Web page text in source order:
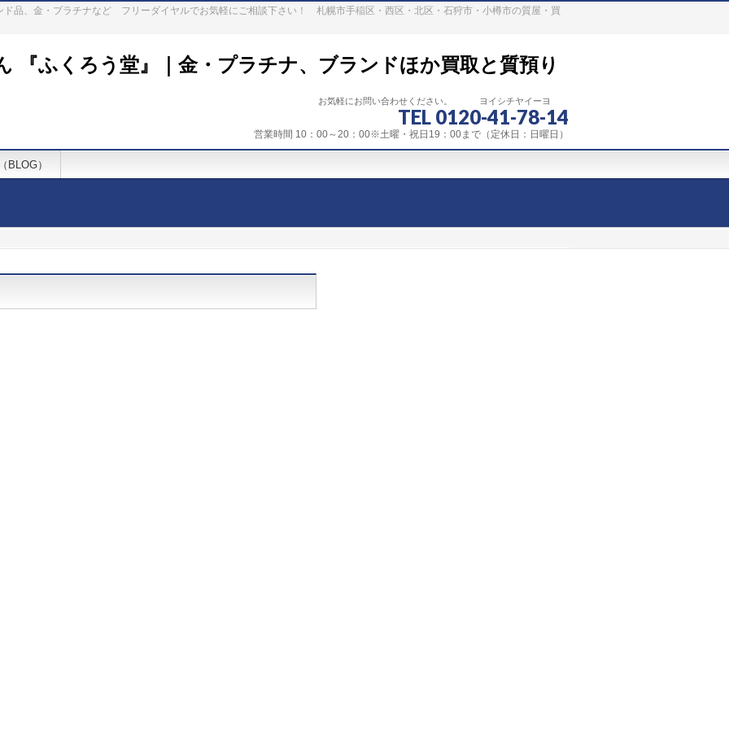
、金・プラチナなど フリーダイヤルでお気軽にご相談下さい！ 札幌市手稲区・西区・北区・石狩市・小樽市の質屋・買
『ふくろう堂』｜金・プラチナ、ブランドほか買取と質預り
お気軽にお問い合わせください。 ヨイシチヤイーヨ
TEL 0120-41-78-14
営業時間 10：00～20：00※土曜・祝日19：00まで（定休日：日曜日）
BLOG）